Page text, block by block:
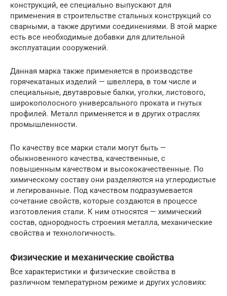
конструкций, ее специально выпускают для
применения в строительстве стальных конструкций со
сварными, а также другими соединениями. В этой марке
есть все необходимые добавки для длительной
эксплуатации сооружений.
Данная марка также применяется в производстве
горячекатаных изделий — швеллера, в том числе и
специальные, двутавровые балки, уголки, листового,
широкополосного универсального проката и гнутых
профилей. Металл применяется и в других отраслях
промышленности.
По качеству все марки стали могут быть —
обыкновенного качества, качественные, с
повышенным качеством и высококачественные. По
химическому составу они разделяются на углеродистые
и легированные. Под качеством подразумевается
сочетание свойств, которые создаются в процессе
изготовления стали. К ним относятся — химический
состав, однородность строения металла, механические
свойства и технологичность.
Физические и механические свойства
Все характеристики и физические свойства в
различном температурном режиме и других условиях: